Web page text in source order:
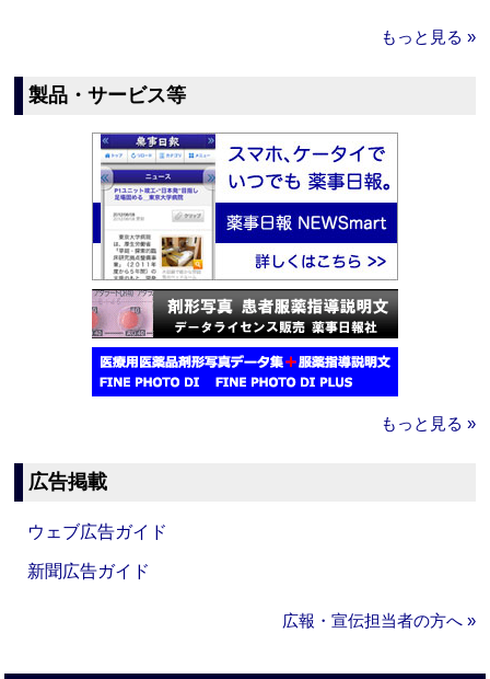
もっと見る »
製品・サービス等
もっと見る »
広告掲載
ウェブ広告ガイド
新聞広告ガイド
広報・宣伝担当者の方へ »